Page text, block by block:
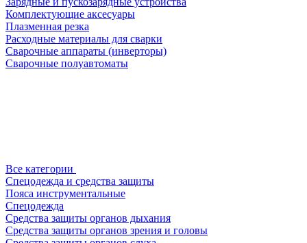
Комплектующие аксесуары
Плазменная резка
Расходные материалы для сварки
Сварочные аппараты (инверторы)
Сварочные полуавтоматы
Все категории
Спецодежда и средства защиты
Пояса инструментальные
Спецодежда
Средства защиты органов дыхания
Средства защиты органов зрения и головы